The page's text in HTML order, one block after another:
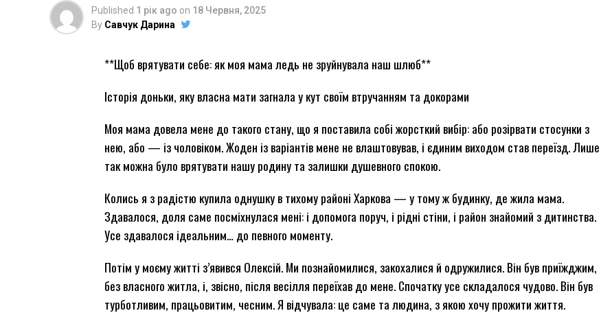
Published 1 рік ago on 18 Червня, 2025
By Савчук Дарина
**Щоб врятувати себе: як моя мама ледь не зруйнувала наш шлюб**
Історія доньки, яку власна мати загнала у кут своїм втручанням та докорами
Моя мама довела мене до такого стану, що я поставила собі жорсткий вибір: або розірвати стосунки з
нею, або — із чоловіком. Жоден із варіантів мене не влаштовував, і єдиним виходом став переїзд. Лише
так можна було врятувати нашу родину та залишки душевного спокою.
Колись я з радістю купила однушку в тихому районі Харкова — у тому ж будинку, де жила мама.
Здавалося, доля саме посміхнулася мені: і допомога поруч, і рідні стіни, і район знайомий з дитинства.
Усе здавалося ідеальним… до певного моменту.
Потім у моєму житті з’явився Олексій. Ми познайомилися, закохалися й одружилися. Він був приїжджим,
без власного житла, і, звісно, після весілля переїхав до мене. Спочатку усе складалося чудово. Він був
турботливим, працьовитим, чесним. Я відчувала: це саме та людина, з якою хочу прожити життя.